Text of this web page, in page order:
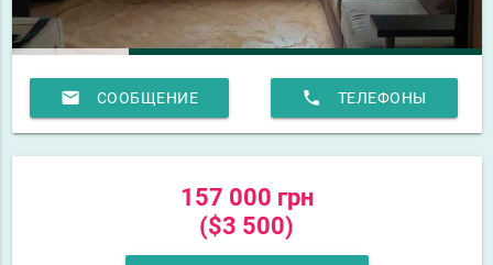
email СООБЩЕНИЕ phone ТЕЛЕФОНЫ
157 000 грн
($3 500)